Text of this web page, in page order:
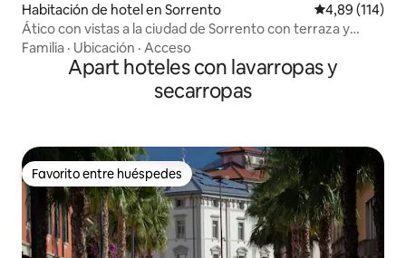
Habitación de hotel en Sorrento Calificación
4,89 (114)
Ático con vistas a la ciudad de Sorrento con terraza y
solárium
Familia · Ubicación · Acceso
Apart hoteles con lavarropas y
secarropas
Favorito entre huéspedes
Favorito entre huéspedes